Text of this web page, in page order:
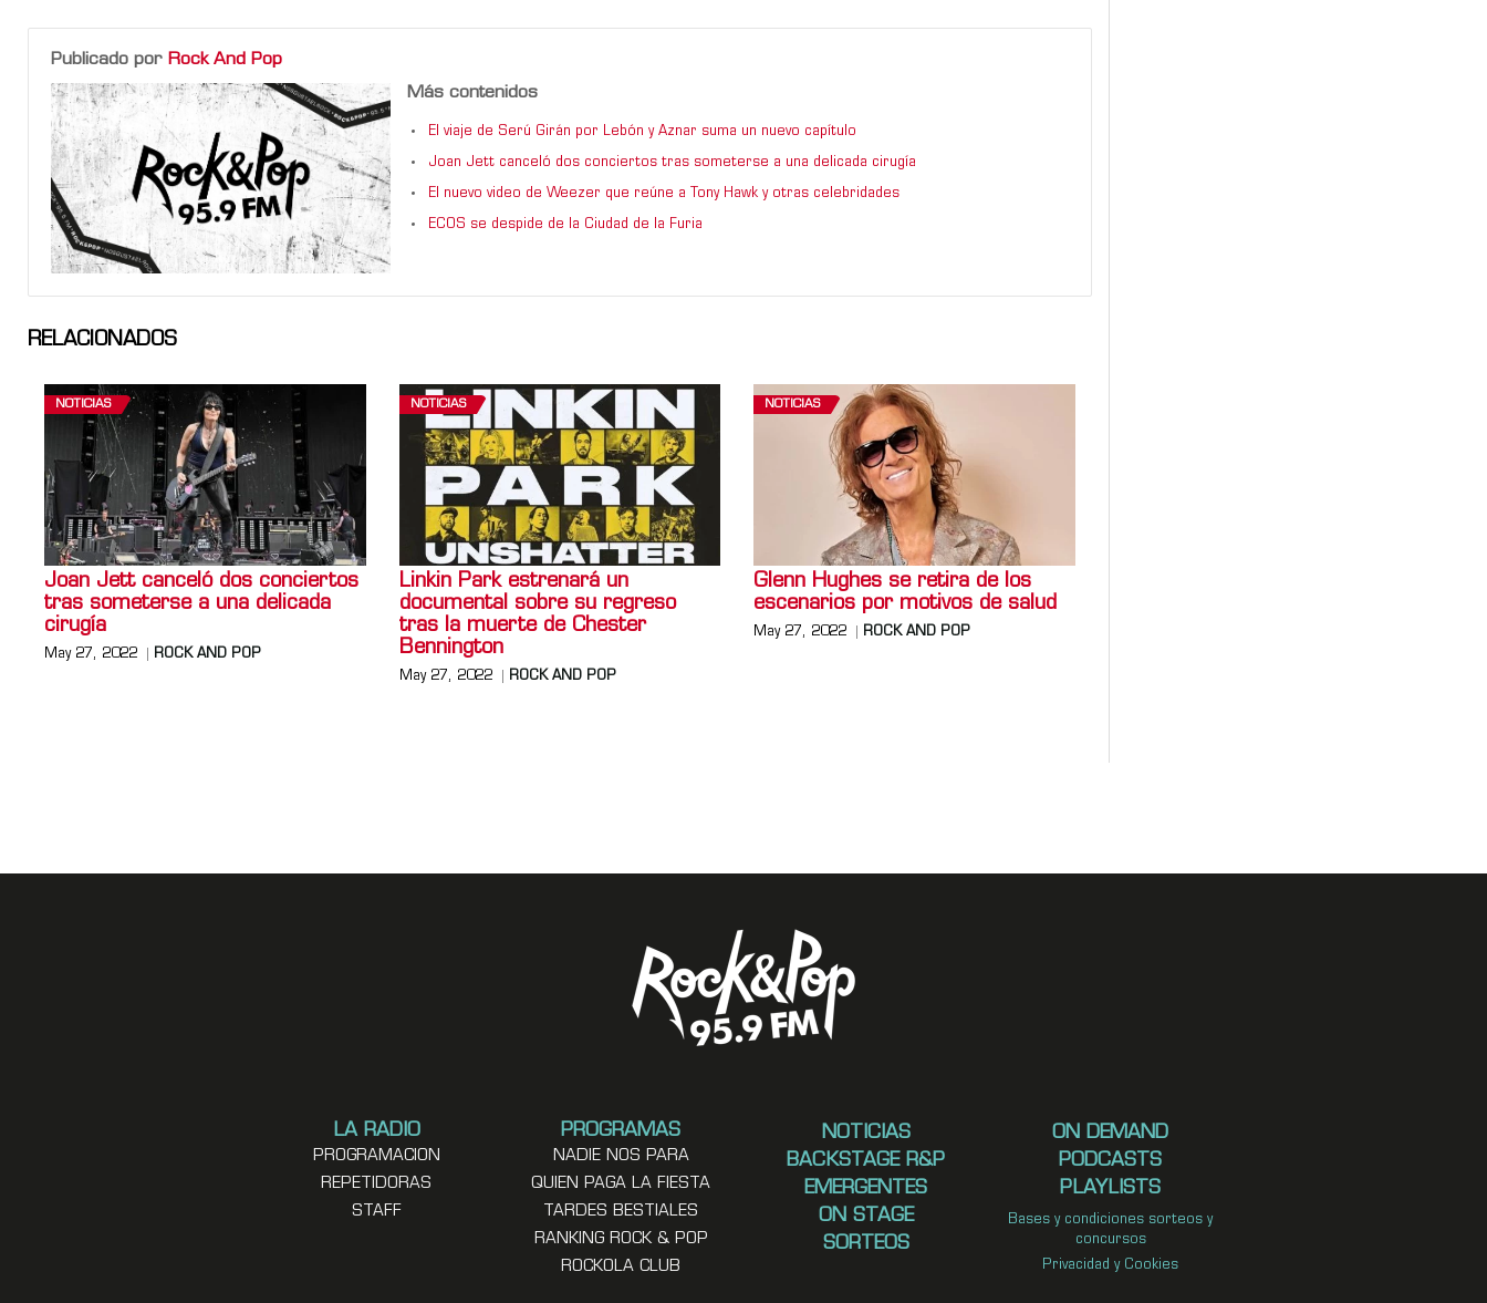
Publicado por Rock And Pop
Más contenidos
El viaje de Serú Girán por Lebón y Aznar suma un nuevo capítulo
Joan Jett canceló dos conciertos tras someterse a una delicada cirugía
El nuevo video de Weezer que reúne a Tony Hawk y otras celebridades
ECOS se despide de la Ciudad de la Furia
RELACIONADOS
NOTICIAS
Joan Jett canceló dos conciertos
tras someterse a una delicada
cirugía
May 27, 2022 ROCK AND POP
NOTICIAS
Linkin Park estrenará un
documental sobre su regreso
tras la muerte de Chester
Bennington
May 27, 2022 ROCK AND POP
NOTICIAS
Glenn Hughes se retira de los
escenarios por motivos de salud
May 27, 2022 ROCK AND POP
LA RADIO
PROGRAMACION
REPETIDORAS
STAFF
PROGRAMAS
NADIE NOS PARA
QUIEN PAGA LA FIESTA
TARDES BESTIALES
RANKING ROCK & POP
ROCKOLA CLUB
NOTICIAS
BACKSTAGE R&P
EMERGENTES
ON STAGE
SORTEOS
ON DEMAND
PODCASTS
PLAYLISTS
Bases y condiciones sorteos y
concursos
Privacidad y Cookies